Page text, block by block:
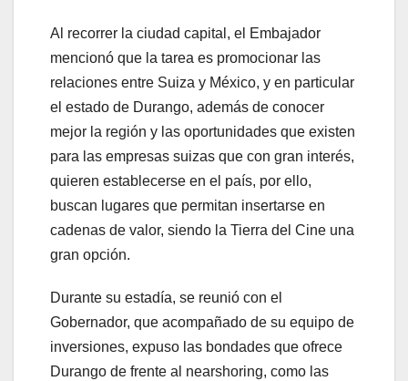
Al recorrer la ciudad capital, el Embajador
mencionó que la tarea es promocionar las
relaciones entre Suiza y México, y en particular
el estado de Durango, además de conocer
mejor la región y las oportunidades que existen
para las empresas suizas que con gran interés,
quieren establecerse en el país, por ello,
buscan lugares que permitan insertarse en
cadenas de valor, siendo la Tierra del Cine una
gran opción.
Durante su estadía, se reunió con el
Gobernador, que acompañado de su equipo de
inversiones, expuso las bondades que ofrece
Durango de frente al nearshoring, como las